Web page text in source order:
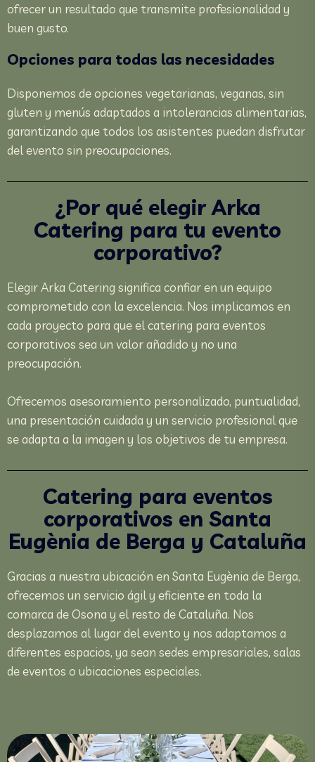
ofrecer un resultado que transmite profesionalidad y
buen gusto.
Opciones para todas las necesidades
Disponemos de opciones vegetarianas, veganas, sin
gluten y menús adaptados a intolerancias alimentarias,
garantizando que todos los asistentes puedan disfrutar
del evento sin preocupaciones.
¿Por qué elegir Arka
Catering para tu evento
corporativo?
Elegir Arka Catering significa confiar en un equipo
comprometido con la excelencia. Nos implicamos en
cada proyecto para que el catering para eventos
corporativos sea un valor añadido y no una
preocupación.
Ofrecemos asesoramiento personalizado, puntualidad,
una presentación cuidada y un servicio profesional que
se adapta a la imagen y los objetivos de tu empresa.
Catering para eventos
corporativos en Santa
Eugènia de Berga y Cataluña
Gracias a nuestra ubicación en Santa Eugènia de Berga,
ofrecemos un servicio ágil y eficiente en toda la
comarca de Osona y el resto de Cataluña. Nos
desplazamos al lugar del evento y nos adaptamos a
diferentes espacios, ya sean sedes empresariales, salas
de eventos o ubicaciones especiales.